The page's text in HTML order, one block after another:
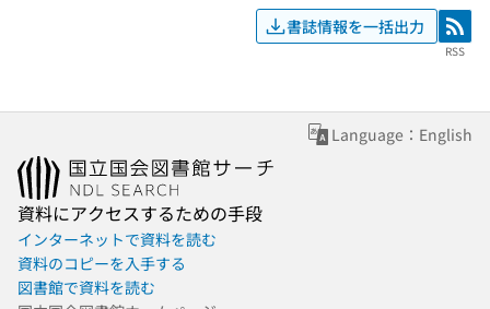
書誌情報を一括出力 RSS
RSS
Language：English
資料にアクセスするための手段
インターネットで資料を読む
資料のコピーを入手する
図書館で資料を読む